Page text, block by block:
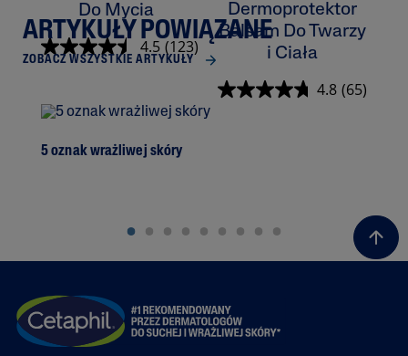
Do Mycia
4.5 (123)
Dermoprotektor
Balsam Do Twarzy
i Ciała
4.8 (65)
ARTYKUŁY POWIĄZANE
ZOBACZ WSZYSTKIE ARTYKUŁY
5 oznak wrażliwej skóry